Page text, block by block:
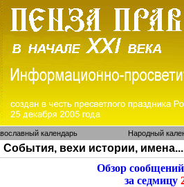
календарь Народный
События, вехи истории, имена...
Обзор
за седмицу